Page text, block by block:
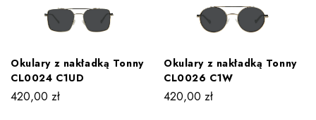
Okulary z nakładką Tonny
CL0024 C1UD
420,00 zł
Okulary z nakładką Tonny
CL0026 C1W
420,00 zł